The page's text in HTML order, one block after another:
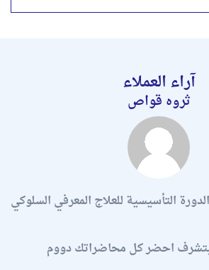
آراء العملاء
ثروه قواص
الدورة التأسيسية للعلاج المعرفي السلوكي
احضر كل محاضراتك دووم